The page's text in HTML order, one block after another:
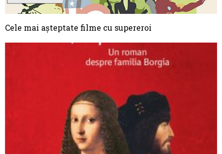
Cele mai aşteptate filme cu supereroi